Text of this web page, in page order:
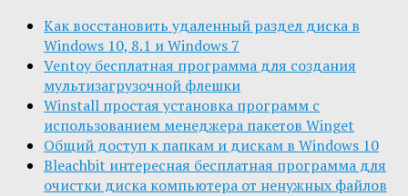
Как восстановить удаленный раздел диска в
Windows 10, 8.1 и Windows 7
Ventoy бесплатная программа для создания
мультизагрузочной флешки
Winstall простая установка программ с
использованием менеджера пакетов Winget
Общий доступ к папкам и дискам в Windows 10
Bleachbit интересная бесплатная программа для
очистки диска компьютера от ненужных файлов